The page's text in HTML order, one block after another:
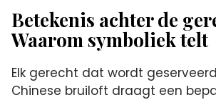
Betekenis achter de
Waarom symboliek telt
Elk gerecht dat wordt
Chinese bruiloft draagt een